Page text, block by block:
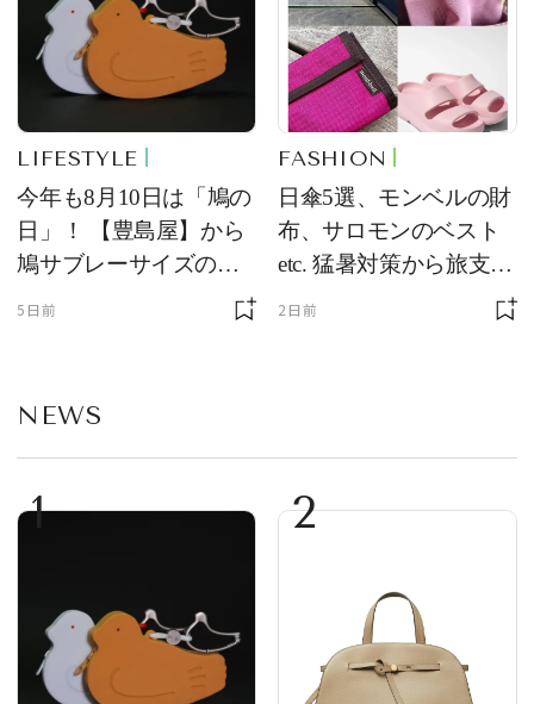
LIFESTYLE
今年も8月10日は「鳩の
日」！ 【豊島屋】から
鳩サブレーサイズのポ
ーチ「はとっこ」を限
5日前
FASHION
日傘5選、モンベルの財
布、サロモンのベスト
etc. 猛暑対策から旅支度
まで！ ｜今週の人気記
2日前
NEWS
1 2